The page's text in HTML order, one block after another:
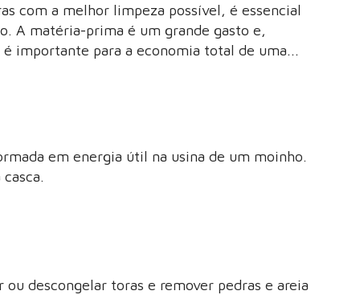
com a melhor limpeza possível, é essencial
A matéria-prima é um grande gasto e,
importante para a economia total de uma
em energia útil na usina de um moinho.
descongelar toras e remover pedras e areia